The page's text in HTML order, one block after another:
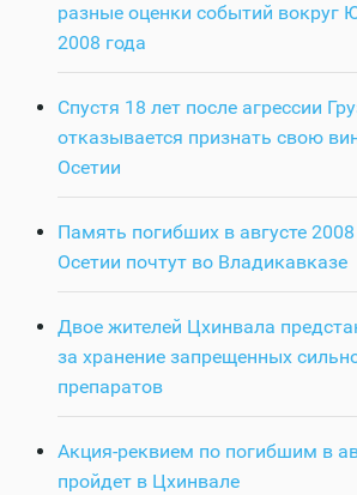
разные оценки событий вокруг
2008 года
Спустя 18 лет после агрессии
отказывается признать свою
Осетии
Память погибших в августе
Осетии почтут во Владикавказе
Двое жителей Цхинвала
за хранение запрещенных
препаратов
Акция-реквием по погибшим в
пройдет в Цхинвале